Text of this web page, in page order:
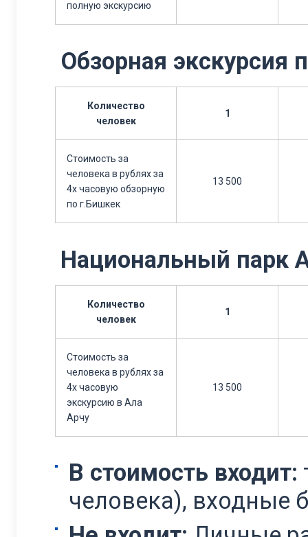
полную экскурсию
Обзорная экскурсия
Количество
человек
1
Стоимость за
человека в рублях за
4х часовую обзорную
по г.Бишкек
13 500
Национальный парк
Количество
человек
1
Стоимость за
человека в рублях за
4х часовую
экскурсию в Ала
Арчу
13 500
В стоимость входит:
человека), входные